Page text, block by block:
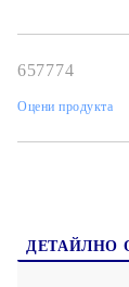
657774
Оцени продукта
ДЕТАЙЛНО